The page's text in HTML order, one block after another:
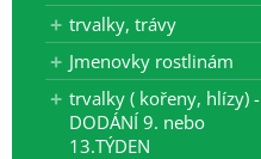
trvalky, trávy
Jmenovky rostlinám
trvalky ( kořeny, hlízy) -
DODÁNÍ 9. nebo
13.TÝDEN